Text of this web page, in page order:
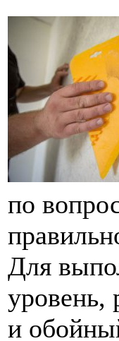
по
Для
уровень,
и